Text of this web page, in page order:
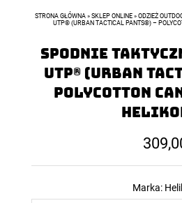
STRONA GŁÓWNA» SKLEP ONLINE» ODZIEŻ
UTP® (URBAN TACTICAL PANTS®) –
Spodnie
UTP® (Urban
PolyCotton
Marka: